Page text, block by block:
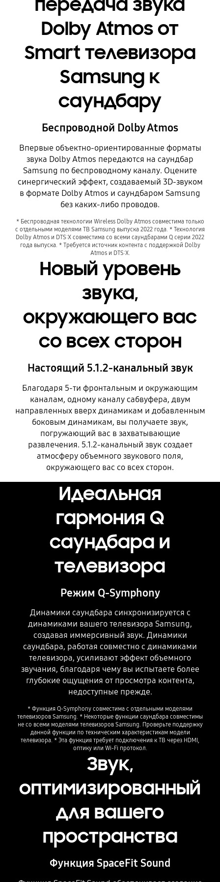
Dolby Atmos от
Smart телевизора
Samsung к
саундбару
Беспроводной Dolby Atmos
Впервые объектно-ориентированные форматы
звука Dolby Atmos передаются на саундбар
Samsung по беспроводному каналу. Оцените
синергический эффект, создаваемый 3D-звуком
в формате Dolby Atmos и саундбаром Samsung
без каких-либо проводов.
* Беспроводная технологии Wireless Dolby Atmos совместима только
с отдельными моделями ТВ Samsung выпуска 2022 года. * Технология
Dolby Atmos и DTS:X совместима со всеми саундбарами Q серии 2022
года выпуска. * Требуется источник контента с поддержкой Dolby
Atmos и DTS:X.
Новый уровень
звука,
окружающего вас
со всех сторон
Настоящий 5.1.2-канальный звук
Благодаря 5-ти фронтальным и окружающим
каналам, одному каналу сабвуфера, двум
направленных вверх динамикам и добавленным
боковым динамикам, вы получаете звук,
погружающий вас в захватывающие
развлечения. 5.1.2-канальный звук создает
атмосферу объемного звукового поля,
окружающего вас со всех сторон.
Идеальная
гармония Q
саундбара и
телевизора
Режим Q-Symphony
Динамики саундбара синхронизируется с
динамиками вашего телевизора Samsung,
создавая иммерсивный звук. Динамики
саундбара, работая совместно с динамиками
телевизора, усиливают эффект объемного
звучания, благодаря чему вы испытаете более
глубокие ощущения от просмотра контента,
недоступные прежде.
* Функция Q-Symphony совместима с отдельными моделями
телевизоров Samsung. * Некоторые функции саундбара совместимы
не со всеми моделями телевизоров Samsung. Проверьте поддержку
данной функции по техническим характеристикам модели
телевизора. * Эта функция требует подключения к ТВ через HDMI,
оптику или Wi-Fi протокол.
Звук,
оптимизированный
для вашего
пространства
Функция SpaceFit Sound